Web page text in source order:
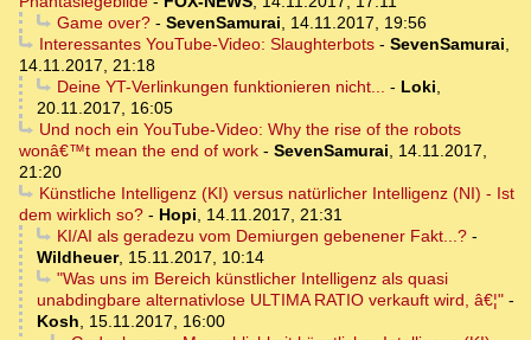
Game over?- SevenSamurai, 14.11.2017, 19:56
Interessantes YouTube-Video: Slaughterbots- SevenSamurai,
14.11.2017, 21:18
Deine YT-Verlinkungen funktionieren nicht... - Loki,
20.11.2017, 16:05
Und noch ein YouTube-Video: Why the rise of the robots
wonâ€™t mean the end of work - SevenSamurai, 14.11.2017,
21:20
Künstliche Intelligenz (KI) versus natürlicher Intelligenz (NI) - Ist
dem wirklich so? - Hopi, 14.11.2017, 21:31
KI/AI als geradezu vom Demiurgen gebenener Fakt...?-
Wildheuer, 15.11.2017, 10:14
"Was uns im Bereich künstlicher Intelligenz als quasi
unabdingbare alternativlose ULTIMA RATIO verkauft wird, â€¦" -
Kosh, 15.11.2017, 16:00